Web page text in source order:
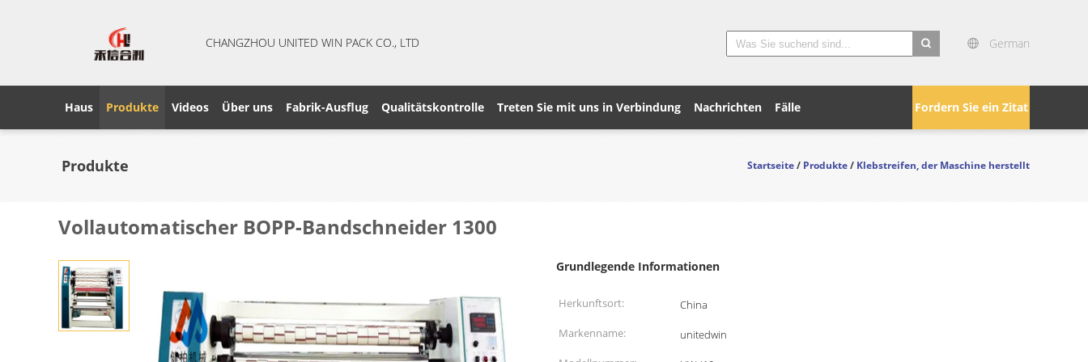
CHANGZHOU UNITED WIN PACK CO., LTD
German
Fordern Sie ein Zitat
Haus Produkte Videos Über uns Fabrik-Ausflug Qualitätskontrolle Treten Sie mit uns in Verbindung Nachrichten Fälle
Produkte Startseite/Produkte/Klebstreifen, der Maschine herstellt
Vollautomatischer BOPP-Bandschneider 1300
Grundlegende Informationen
Herkunftsort:
China
Markenname:
unitedwin